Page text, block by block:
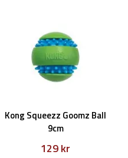
Kong Squeezz Goomz Ball
9cm
129 kr